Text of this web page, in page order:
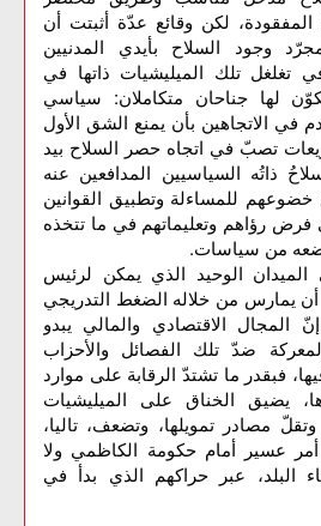
المفقودة، لكن وقائع عدّة أثبتت أن
وجود السلاح بأيدي المدنيين
تغلغل تلك الميليشيات ذاتها في
لها جناحان متكاملان: سياسي
في الاتجاهين بأن يمنع الشق الأول
تصبّ في اتجاه حصر السلاح بيد
ذاتُه السياسيين المدافعين عنه
للمساءلة وتطبيق القوانين
رؤاهم وتعليماتهم في ما تتخذه
من سياسات.
الميدان الوحيد الذي يمكن
لرئيس
أن يمارس من خلاله الضغط
التدريجي
إنّ المجال الاقتصادي والمالي
يبدو
المعركة ضدّ تلك الفصائل
والأحزاب
فبقدر ما تشتدّ الرقابة على موارد
يضيق الخناق على
الميليشيات
وتقلّ مصادر تمويلها، وتضعف، تاليا،
أمر عسير أمام حكومة الكاظمي ولا
البلد، عبر حراكهم الذي بدأ
في